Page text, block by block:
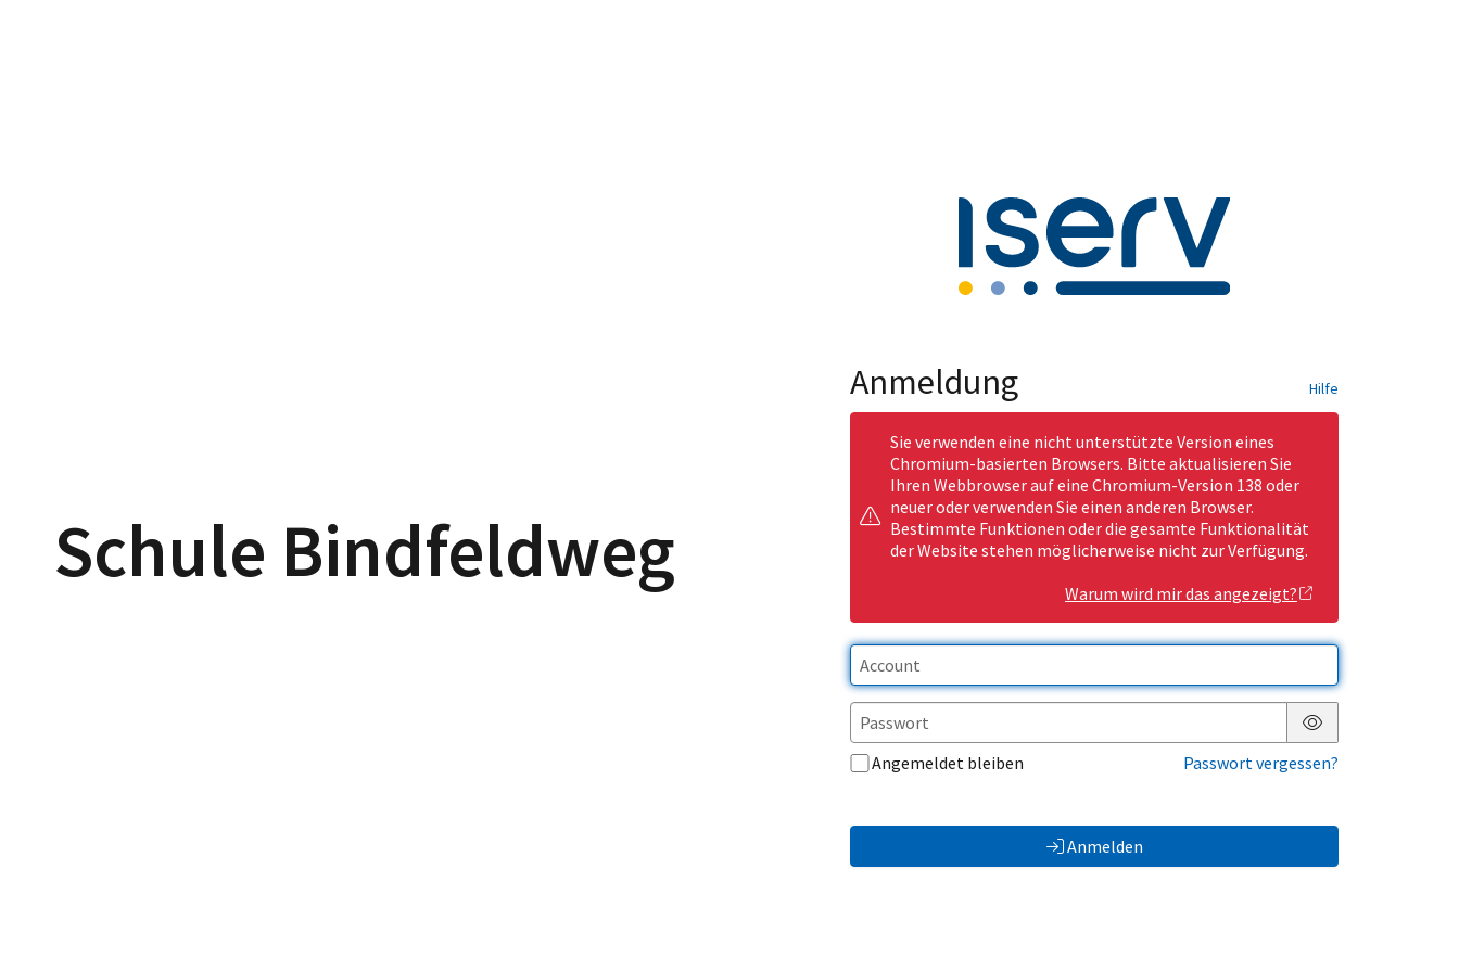
Schule Bindfeldweg
Anmeldung Hilfe
Sie verwenden eine nicht unterstützte Version eines
Chromium-basierten Browsers. Bitte aktualisieren Sie
Ihren Webbrowser auf eine Chromium-Version 138 oder
neuer oder verwenden Sie einen anderen Browser.
Bestimmte Funktionen oder die gesamte Funktionalität
der Website stehen möglicherweise nicht zur Verfügung.
Warum wird mir das angezeigt?
Passwort anzeigen
Angemeldet bleiben
Passwort vergessen?
Anmelden